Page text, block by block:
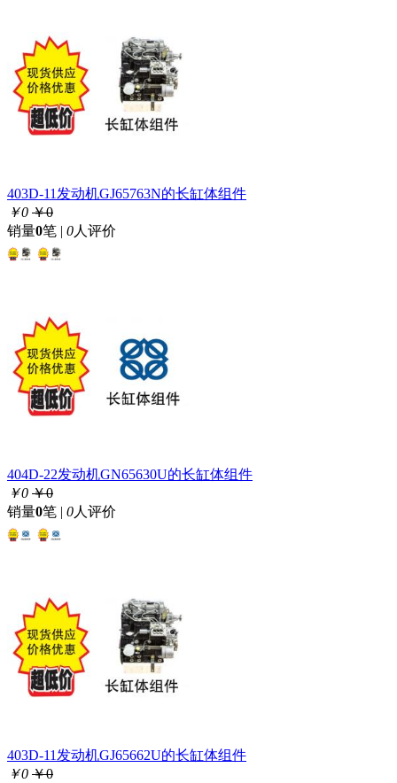
403D-11发动机GJ65763N的长缸体组件
￥0 ￥0
销量0笔 | 0人评价
404D-22发动机GN65630U的长缸体组件
￥0 ￥0
销量0笔 | 0人评价
403D-11发动机GJ65662U的长缸体组件
￥0 ￥0